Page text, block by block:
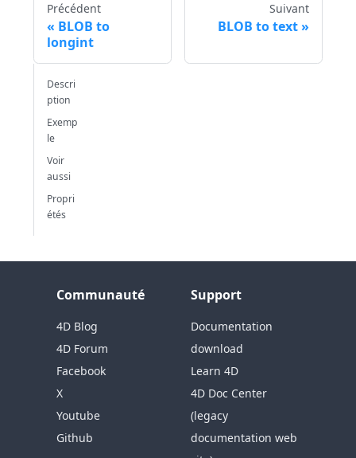
Précédent
BLOB to
longint
Suivant
BLOB to text
Descri
ption
Exemp
le
Voir
aussi
Propri
étés
Communauté
4D Blog
4D Forum
Facebook
X
Youtube
Github
Support
Documentation
download
Learn 4D
4D Doc Center
(legacy
documentation web